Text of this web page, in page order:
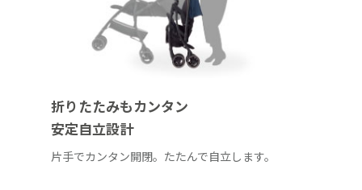
折りたたみもカンタン
安定自立設計
片手でカンタン開閉。たたんで自立します。